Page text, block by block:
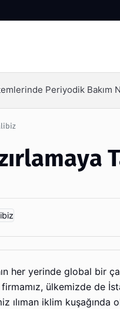
Periyodik Bakım
her yerinde global bir
firmamız, ülkemizde de
iklim kuşağında